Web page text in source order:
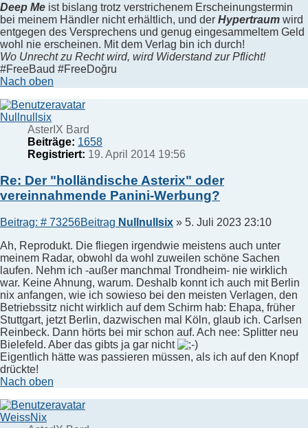
Deep Me ist bislang trotz verstrichenem Erscheinungstermin
bei meinem Händler nicht erhältlich, und der Hypertraum wird
entgegen des Versprechens und genug eingesammeltem Geld
wohl nie erscheinen. Mit dem Verlag bin ich durch!
Wo Unrecht zu Recht wird, wird Widerstand zur Pflicht!
#FreeBaud #FreeDoğru
Nach oben
Nullnullsix
AsterIX Bard
Beiträge: 1658
Registriert: 19. April 2014 19:56
Re: Der "holländische Asterix" oder
vereinnahmende Panini-Werbung?
Beitrag: # 73256Beitrag Nullnullsix » 5. Juli 2023 23:10
Ah, Reprodukt. Die fliegen irgendwie meistens auch unter
meinem Radar, obwohl da wohl zuweilen schöne Sachen
laufen. Nehm ich -außer manchmal Trondheim- nie wirklich
war. Keine Ahnung, warum. Deshalb konnt ich auch mit Berlin
nix anfangen, wie ich sowieso bei den meisten Verlagen, den
Betriebssitz nicht wirklich auf dem Schirm hab: Ehapa, früher
Stuttgart, jetzt Berlin, dazwischen mal Köln, glaub ich. Carlsen
Reinbeck. Dann hörts bei mir schon auf. Ach nee: Splitter neu
Bielefeld. Aber das gibts ja gar nicht
Eigentlich hätte was passieren müssen, als ich auf den Knopf
drückte!
Nach oben
WeissNix